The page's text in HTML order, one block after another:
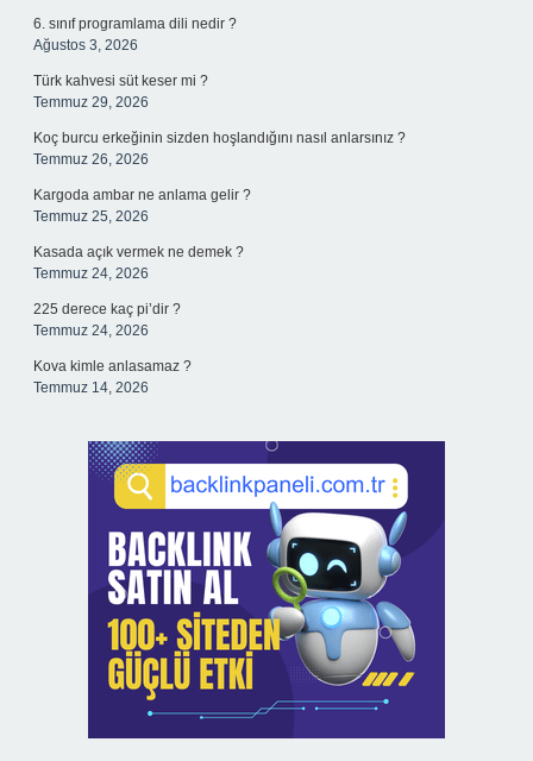
6. sınıf programlama dili nedir ?
Ağustos 3, 2026
Türk kahvesi süt keser mi ?
Temmuz 29, 2026
Koç burcu erkeğinin sizden hoşlandığını nasıl anlarsınız ?
Temmuz 26, 2026
Kargoda ambar ne anlama gelir ?
Temmuz 25, 2026
Kasada açık vermek ne demek ?
Temmuz 24, 2026
225 derece kaç pi’dir ?
Temmuz 24, 2026
Kova kimle anlasamaz ?
Temmuz 14, 2026